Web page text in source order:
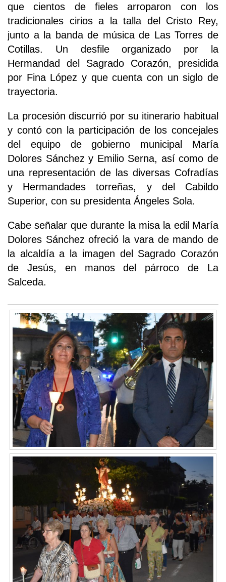
que cientos de fieles arroparon con los
tradicionales cirios a la talla del Cristo Rey,
junto a la banda de música de Las Torres de
Cotillas. Un desfile organizado por la
Hermandad del Sagrado Corazón, presidida
por Fina López y que cuenta con un siglo de
trayectoria.
La procesión discurrió por su itinerario habitual
y contó con la participación de los concejales
del equipo de gobierno municipal María
Dolores Sánchez y Emilio Serna, así como de
una representación de las diversas Cofradías
y Hermandades torreñas, y del Cabildo
Superior, con su presidenta Ángeles Sola.
Cabe señalar que durante la misa la edil María
Dolores Sánchez ofreció la vara de mando de
la alcaldía a la imagen del Sagrado Corazón
de Jesús, en manos del párroco de La
Salceda.